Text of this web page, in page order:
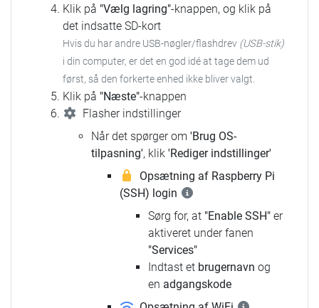
Klik på "Vælg lagring"-knappen, og klik på
det indsatte SD-kort
Hvis du har andre USB-nøgler/flashdrev (USB-stik)
i din computer, er det en god idé at tage dem ud
først, så den forkerte enhed ikke bliver valgt.
Klik på "Næste"-knappen
Flasher indstillinger
Når det spørger om 'Brug OS-
tilpasning', klik 'Rediger indstillinger'
Opsætning af Raspberry Pi
(SSH) login
Sørg for, at "Enable SSH" er
aktiveret under fanen
"Services"
Indtast et brugernavn og
en adgangskode